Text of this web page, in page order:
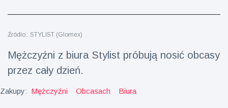
Żywność i picie
Gry
(160)
Styl życia
Zdrowie i sprawność
Źródło:: STYLIST (Glomex)
Mężczyźni z biura Stylist próbują nosić obcasy
przez cały dzień.
Zakupy: Mężczyźni Obcasach Biura